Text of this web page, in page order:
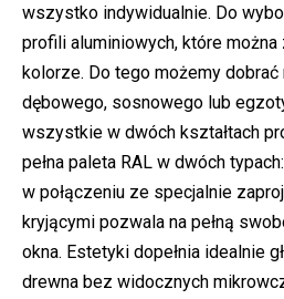
wszystko indywidualnie. Do
profili aluminiowych, które
kolorze. Do tego możemy dobrać
dębowego, sosnowego lub
wszystkie w dwóch kształtach
pełna paleta RAL w dwóch
w połączeniu ze specjalnie
kryjącymi pozwala na pełną
okna. Estetyki dopełnia idealnie
drewna bez widocznych